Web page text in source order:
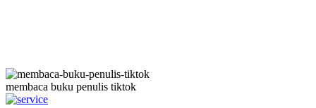
membaca buku penulis tiktok